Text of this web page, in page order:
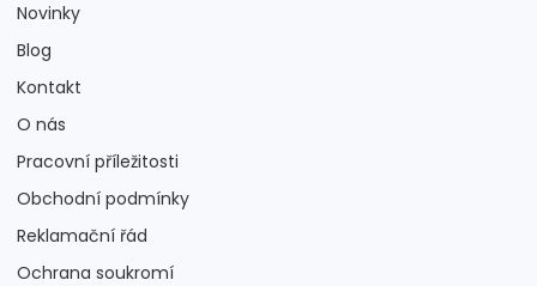
Novinky
Blog
Kontakt
O nás
Pracovní příležitosti
Obchodní podmínky
Reklamační řád
Ochrana soukromí